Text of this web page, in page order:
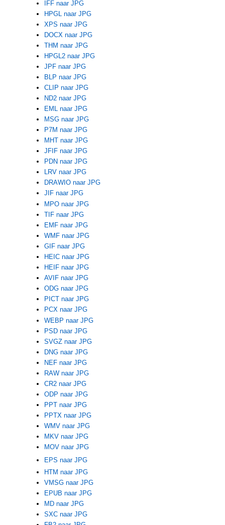
IFF naar JPG
HPGL naar JPG
XPS naar JPG
DOCX naar JPG
THM naar JPG
HPGL2 naar JPG
JPF naar JPG
BLP naar JPG
CLIP naar JPG
ND2 naar JPG
EML naar JPG
MSG naar JPG
P7M naar JPG
MHT naar JPG
JFIF naar JPG
PDN naar JPG
LRV naar JPG
DRAWIO naar JPG
JIF naar JPG
MPO naar JPG
TIF naar JPG
EMF naar JPG
WMF naar JPG
GIF naar JPG
HEIC naar JPG
HEIF naar JPG
AVIF naar JPG
ODG naar JPG
PICT naar JPG
PCX naar JPG
WEBP naar JPG
PSD naar JPG
SVGZ naar JPG
DNG naar JPG
NEF naar JPG
RAW naar JPG
CR2 naar JPG
ODP naar JPG
PPT naar JPG
PPTX naar JPG
WMV naar JPG
MKV naar JPG
MOV naar JPG
EPS naar JPG
HTM naar JPG
VMSG naar JPG
EPUB naar JPG
MD naar JPG
SXC naar JPG